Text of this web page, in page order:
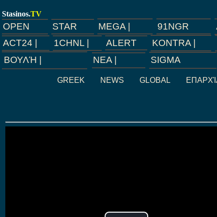
Stasinos.TV
OPEN STAR MEGA | 91NGR
ACT24 |
1CHNL | ALERT KONTRA |
ΒΟΥΛΉ |
ΝEA | SIGMA
GREEK NEWS GLOBAL